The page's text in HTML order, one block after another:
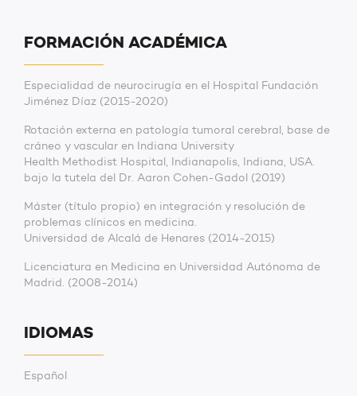
FORMACIÓN ACADÉMICA
Especialidad de neurocirugía en el Hospital Fundación
Jiménez Díaz (2015-2020)
Rotación externa en patología tumoral cerebral, base de
cráneo y vascular en Indiana University
Health Methodist Hospital, Indianapolis, Indiana, USA.
bajo la tutela del Dr. Aaron Cohen-Gadol (2019)
Máster (título propio) en integración y resolución de
problemas clínicos en medicina.
Universidad de Alcalá de Henares (2014-2015)
Licenciatura en Medicina en Universidad Autónoma de
Madrid. (2008-2014)
IDIOMAS
Español